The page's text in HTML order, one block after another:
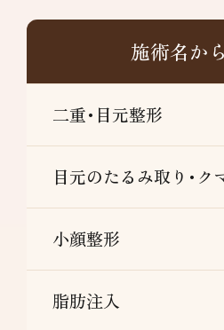
ります。
二の腕全周：¥349,800～
リスク/副作用：だるさ・
疹・痒み・むくみ・発熱
吸引部の皮膚が硬くなる
満足できない・施術箇所
しびれ・皮膚の色素沈着な
肩：¥148,000～
リスク/副作用：だるさ・
疹・痒み・むくみ・発熱
吸引部の皮膚が硬くなる
満足できない・施術箇所
しびれ・皮膚の色素沈着
施術名か
二重･目元整形
目元のたるみ取り･ク
小顔整形
脂肪注入